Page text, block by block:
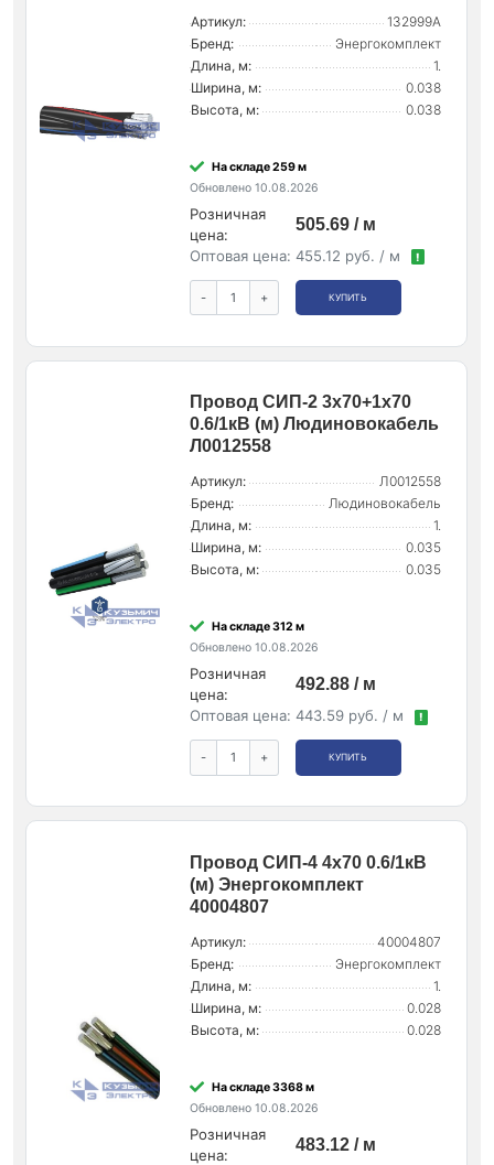
Артикул:
132999А
Бренд:
Энергокомплект
Длина, м:
1.
Ширина, м:
0.038
Высота, м:
0.038
На складе 259 м
Обновлено 10.08.2026
Розничная
цена:
505.69 / м
Оптовая цена: 455.12 руб. / м !
- + КУПИТЬ
Провод СИП-2 3х70+1х70
0.6/1кВ (м) Людиновокабель
Л0012558
Артикул:
Л0012558
Бренд:
Людиновокабель
Длина, м:
1.
Ширина, м:
0.035
Высота, м:
0.035
На складе 312 м
Обновлено 10.08.2026
Розничная
цена:
492.88 / м
Оптовая цена: 443.59 руб. / м !
- + КУПИТЬ
Провод СИП-4 4х70 0.6/1кВ
(м) Энергокомплект
40004807
Артикул:
40004807
Бренд:
Энергокомплект
Длина, м:
1.
Ширина, м:
0.028
Высота, м:
0.028
На складе 3368 м
Обновлено 10.08.2026
Розничная
цена:
483.12 / м